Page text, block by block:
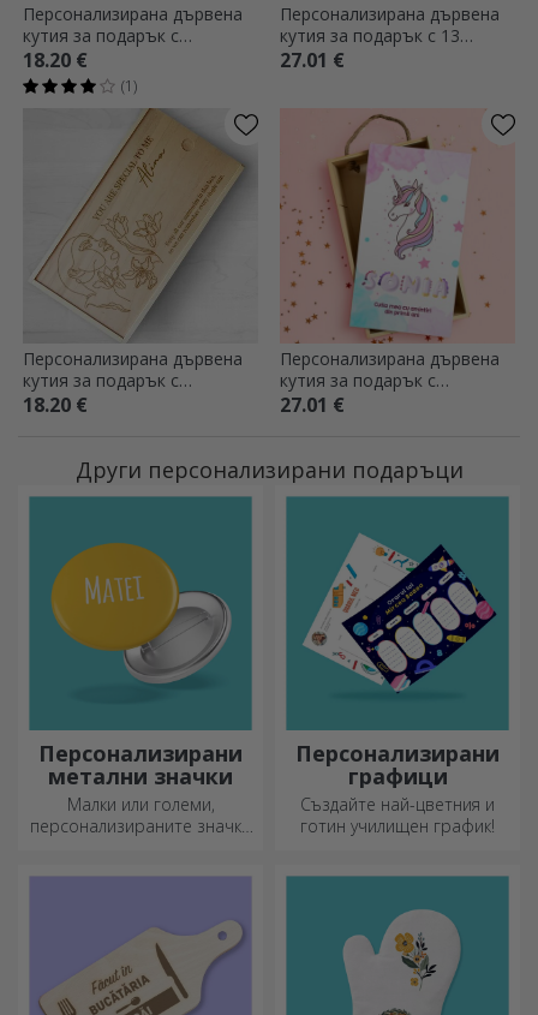
Персонализирана дървена
кутия за подарък с
послание - Честита
годишнина
18.20 €
(1)
Персонализирана дървена
кутия за подарък с 13
снимки и текст - Първи
27.01 €
Персонализирана дървена
кутия за подарък с
послание за нея
18.20 €
Персонализирана дървена
кутия за подарък с
послание - Специален
27.01 €
Други персонализирани подаръци
Персонализирани
метални значки
Малки или големи,
персонализираните значки
и добро настроение!
Персонализирани
графици
Създайте най-цветния и
готин училищен график!